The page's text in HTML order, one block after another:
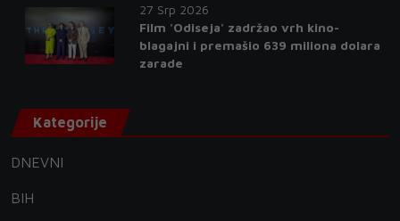
27 Srp 2026
Film 'Odiseja' zadržao vrh kino-
blagajni i premašio 639 miliona dolara
zarade
Kategorije
DNEVNI
BIH